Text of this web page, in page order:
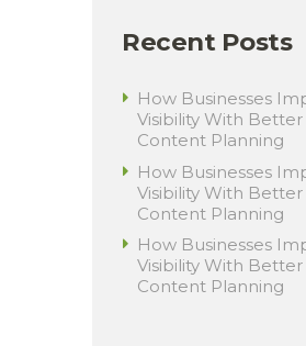
Recent Posts
How Businesses
Visibility With Better
Content Planning
How Businesses
Visibility With Better
Content Planning
How Businesses
Visibility With Better
Content Planning